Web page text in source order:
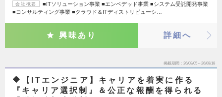
会社概要
■ITソリューション事業 ■エンベデッド事業 ■システム受託開発事業
■コンサルティング事業 ■クラウド＆ITディストリビューシ…
興味あり 詳細へ
掲載期間 26/08/05～26/08/18
🔶【ITエンジニア】キャリアを着実に作る
『キャリア選択制』＆公正な報酬を得られる